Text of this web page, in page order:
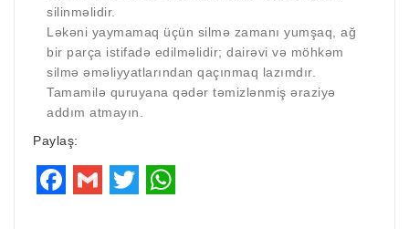
silinməlidir.
Ləkəni yaymamaq üçün silmə zamanı yumşaq, ağ
bir parça istifadə edilməlidir; dairəvi və möhkəm
silmə əməliyyatlarından qaçınmaq lazımdır.
Tamamilə quruyana qədər təmizlənmiş əraziyə
addım atmayın.
Paylaş: